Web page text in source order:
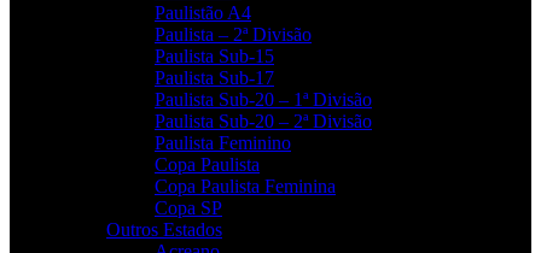
Paulistão A4
Paulista – 2ª Divisão
Paulista Sub-15
Paulista Sub-17
Paulista Sub-20 – 1ª Divisão
Paulista Sub-20 – 2ª Divisão
Paulista Feminino
Copa Paulista
Copa Paulista Feminina
Copa SP
Outros Estados